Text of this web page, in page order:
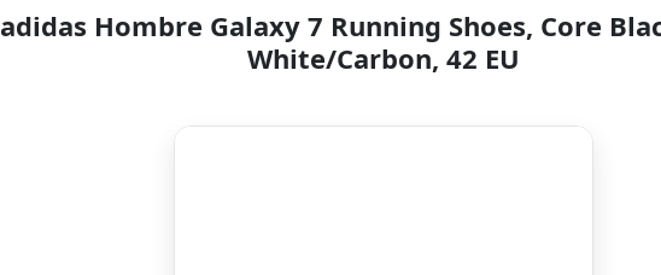
adidas Hombre Galaxy 7 Running Shoes, Core
White/Carbon, 42 EU